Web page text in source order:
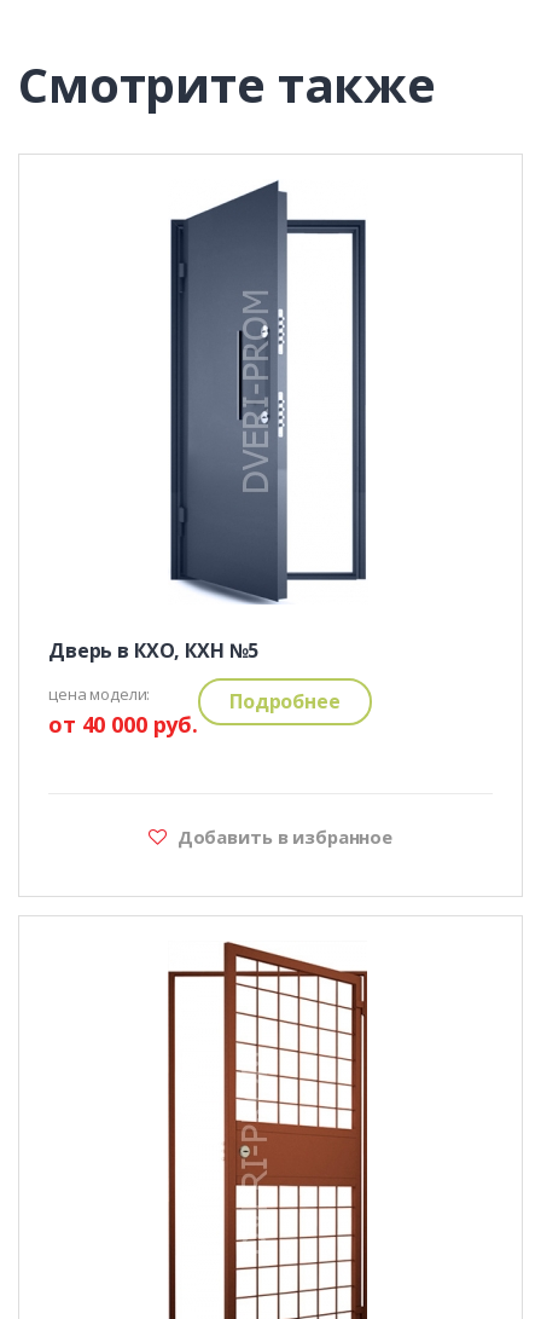
Смотрите также
Дверь в КХО, КХН №5
цена модели:
от 40 000 руб.
Подробнее
Добавить в избранное